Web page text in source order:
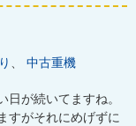
中古重機
が続いてますね。
すがそれにめげずに